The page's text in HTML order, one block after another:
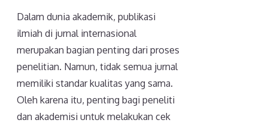
Dalam dunia akademik, publikasi
ilmiah di jurnal internasional
merupakan bagian penting dari proses
penelitian. Namun, tidak semua jurnal
memiliki standar kualitas yang sama.
Oleh karena itu, penting bagi peneliti
dan akademisi untuk melakukan cek